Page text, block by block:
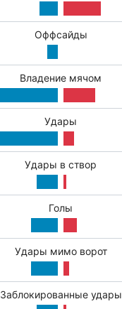
Оффсайды
Владение мячом
Удары
Удары в створ
Голы
Удары мимо ворот
Заблокированные удары